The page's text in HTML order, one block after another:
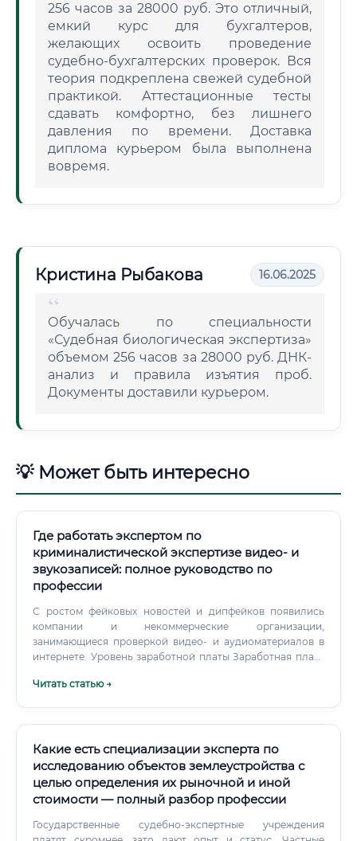
256 часов за 28000 руб. Это отличный,
емкий курс для бухгалтеров,
желающих освоить проведение
судебно-бухгалтерских проверок. Вся
теория подкреплена свежей судебной
практикой. Аттестационные тесты
сдавать комфортно, без лишнего
давления по времени. Доставка
диплома курьером была выполнена
вовремя.
Кристина Рыбакова 16.06.2025
Обучалась по специальности
«Судебная биологическая экспертиза»
объемом 256 часов за 28000 руб. ДНК-
анализ и правила изъятия проб.
Документы доставили курьером.
💡 Может быть интересно
Где работать экспертом по
криминалистической экспертизе видео- и
звукозаписей: полное руководство по
профессии
С ростом фейковых новостей и дипфейков появились
компании и некоммерческие организации,
занимающиеся проверкой видео- и аудиоматериалов в
интернете. Уровень заработной платы Заработная плата
квалификации. Ниже приведены актуальные данные по
Читать статью →
Какие есть специализации эксперта по
исследованию объектов землеустройства с
целью определения их рыночной и иной
стоимости — полный разбор профессии
Государственные судебно-экспертные учреждения